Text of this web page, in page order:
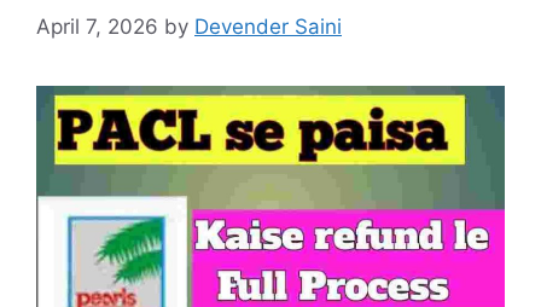
April 7, 2026 by Devender Saini